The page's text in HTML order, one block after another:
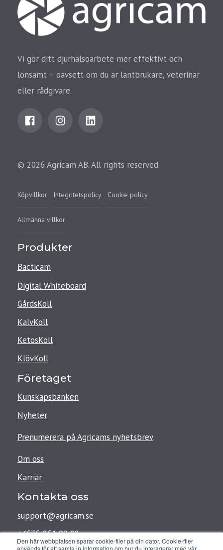
Den här webbplatsen sparar cookie-filer på din dator. Cookie-filer
används för att samla in information om hur du interagerar med vår
Vi gör ditt djurhälsoarbete mer effektivt och
lönsamt – oavsett om du är lantbrukare, veterinär
eller rådgivare.
© 2026 Agricam AB. All rights reserved.
Köpvillkor Integritetspolicy Cookie policy
Allmänna villkor
Produkter
Bacticam
Digital Whiteboard
GårdsKoll
KalvKoll
KetosKoll
KlövKoll
Företaget
Kunskapsbanken
Nyheter
Prenumerera på Agricams nyhetsbrev
Om oss
Karriär
Kontakta oss
support@agricam.se
+4676-861 99 08